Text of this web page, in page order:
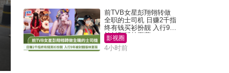
前TVB女星彭翔翎转做
全职的士司机 日赚2千指
终有钱买衫扮靓 入行9年
被封翻版林夏薇
影视圈
4小时前